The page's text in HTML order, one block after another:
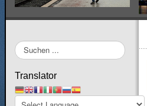
Suchen
...
Translator